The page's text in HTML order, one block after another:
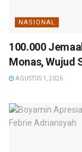
NASIONAL
100.000
Monas, Wujud
AGUSTUS 1, 2026